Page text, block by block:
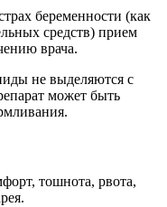
беременности (как
средств) прием
врача.
не выделяются с
может быть
тошнота, рвота,